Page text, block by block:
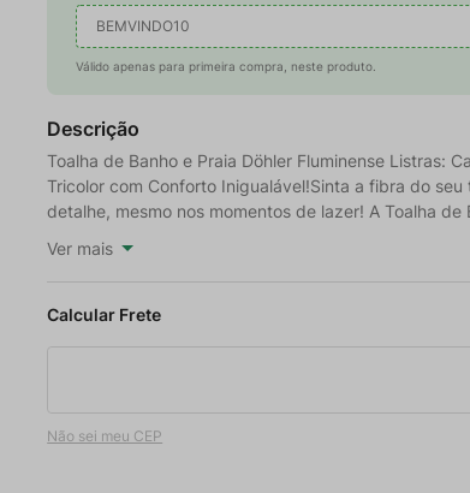
BEMVINDO10
Válido apenas para primeira compra, neste produto.
Descrição
Toalha de Banho e Praia Döhler Fluminense Listras:
Tricolor com Conforto Inigualável!Sinta a fibra do seu
detalhe, mesmo nos momentos de lazer! A Toalha de
Ver mais
Não sei meu CEP